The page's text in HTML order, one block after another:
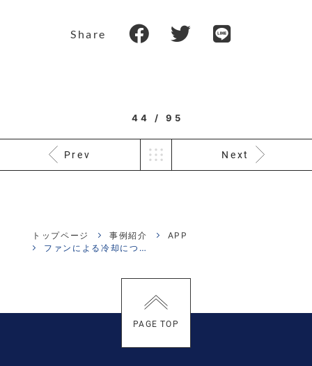
Share
44 / 95
Prev Next
トップページ 事例紹介
APP
ファンによる冷却について
PAGE TOP